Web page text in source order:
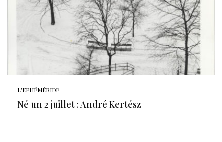
L'EPHÉMÉRIDE
Né un 2 juillet : André Kertész